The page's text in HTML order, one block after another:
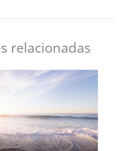
relacionadas